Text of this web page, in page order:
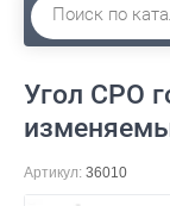
Угол CPO
Артикул: 36010